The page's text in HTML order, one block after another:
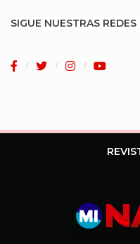
SIGUE NUESTRAS REDES